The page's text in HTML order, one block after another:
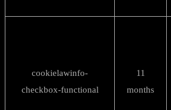
cookielawinfo-
checkbox-functional
11
months